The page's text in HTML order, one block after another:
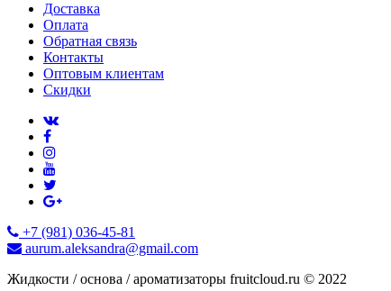
Доставка
Оплата
Обратная связь
Контакты
Оптовым клиентам
Скидки
+7 (981) 036-45-81
aurum.aleksandra@gmail.com
Жидкости / основа / ароматизаторы fruitcloud.ru © 2022